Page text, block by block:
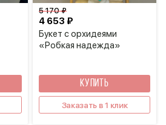
Букет с орхидеями
«Робкая надежда»
4 653 ₽
5 170 ₽
КУПИТЬ
Заказать в 1 клик